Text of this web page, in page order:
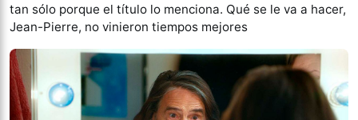
tan sólo porque el título lo menciona. Qué se le va a hacer,
Jean-Pierre, no vinieron tiempos mejores